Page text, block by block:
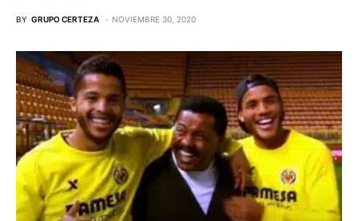
BY GRUPO CERTEZA NOVIEMBRE 30, 2020